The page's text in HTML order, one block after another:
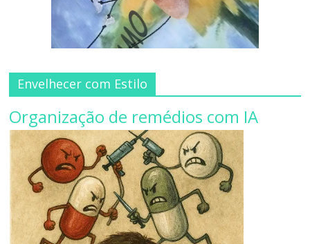
Envelhecer com Estilo
Organização de remédios com IA